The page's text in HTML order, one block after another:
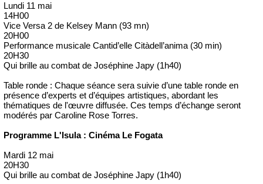
Lundi 11 mai
14H00
Vice Versa 2 de Kelsey Mann (93 mn)
20H00
Performance musicale Cantid’elle Citàdell’anima (30 min)
20H30
Qui brille au combat de Joséphine Japy (1h40)
Table ronde : Chaque séance sera suivie d’une table ronde en
présence d’experts et d’équipes artistiques, abordant les
thématiques de l'œuvre diffusée. Ces temps d’échange seront
modérés par Caroline Rose Torres.
Programme L'Isula : Cinéma Le Fogata
Mardi 12 mai
20H30
Qui brille au combat de Joséphine Japy (1h40)